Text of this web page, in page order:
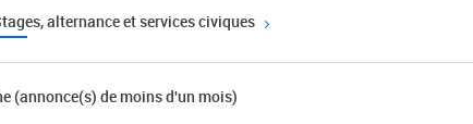
alternance et services civiques
(annonce(s) de moins d'un mois)